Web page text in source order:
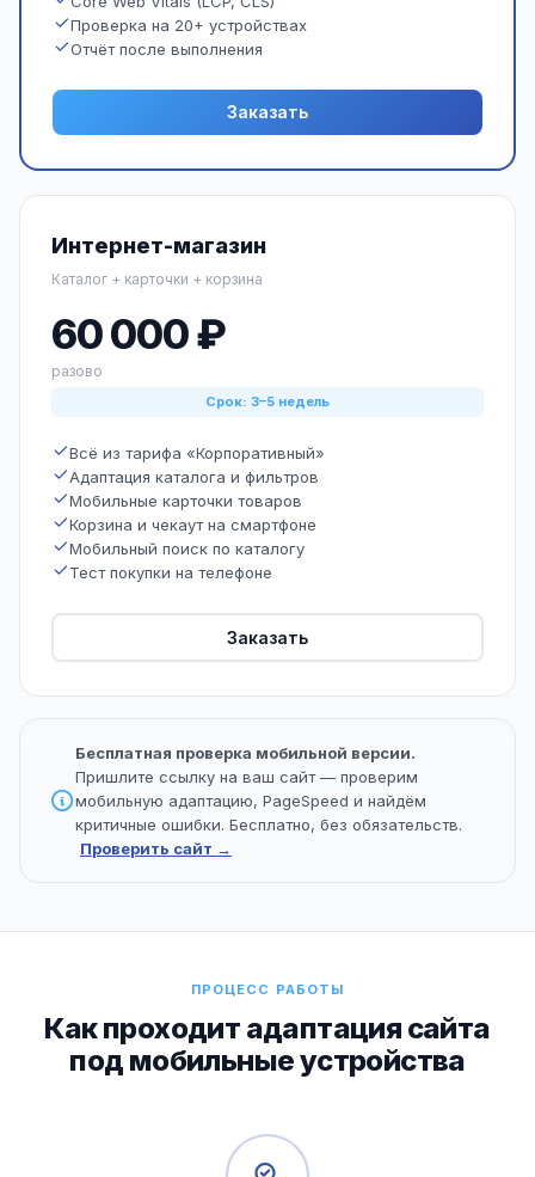
Проверка на 20+ устройствах
Отчёт после выполнения
Заказать
Интернет-магазин
Каталог + карточки + корзина
60 000 ₽
разово
Срок: 3–5 недель
Всё из тарифа «Корпоративный»
Адаптация каталога и фильтров
Мобильные карточки товаров
Корзина и чекаут на смартфоне
Мобильный поиск по каталогу
Тест покупки на телефоне
Заказать
Бесплатная проверка мобильной версии.
Пришлите ссылку на ваш сайт — проверим
мобильную адаптацию, PageSpeed и найдём
критичные ошибки. Бесплатно, без обязательств.
Проверить сайт →
ПРОЦЕСС РАБОТЫ
Как проходит адаптация сайта
под мобильные устройства